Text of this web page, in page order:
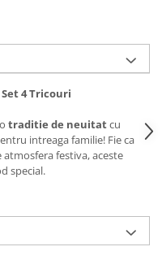
4 Tricouri
traditie de neuitatcu
intreaga familie! Fie ca
festiva, aceste
special.